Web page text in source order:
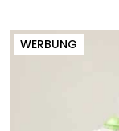
WERBUNG